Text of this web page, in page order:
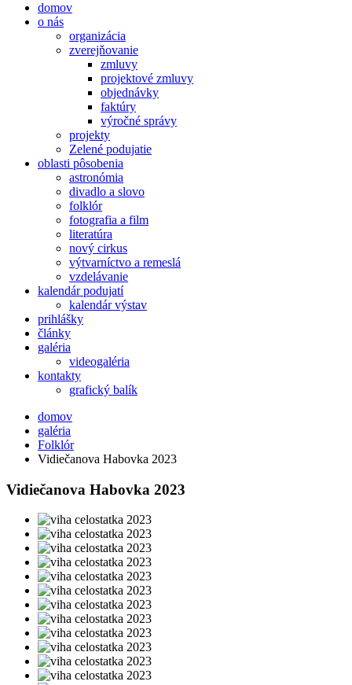
domov
o nás
organizácia
zverejňovanie
zmluvy
projektové zmluvy
objednávky
faktúry
výročné správy
projekty
Zelené podujatie
oblasti pôsobenia
astronómia
divadlo a slovo
folklór
fotografia a film
literatúra
nový cirkus
výtvarníctvo a remeslá
vzdelávanie
kalendár podujatí
kalendár výstav
prihlášky
články
galéria
videogaléria
kontakty
grafický balík
domov
galéria
Folklór
Vidiečanova Habovka 2023
Vidiečanova Habovka 2023